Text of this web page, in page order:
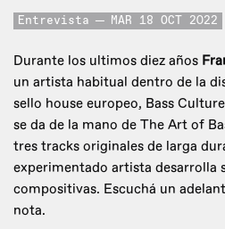
Entrevista MAR 18 OCT 2022
Durante los ultimos diez años
un artista habitual dentro de la
sello house europeo, Bass
se da de la mano de The Art of
tres tracks originales de larga
experimentado artista desarrolla
compositivas. Escuchá un
nota.